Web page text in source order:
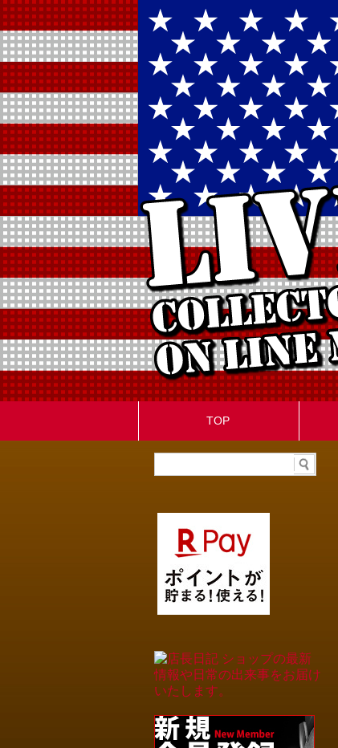
TOP